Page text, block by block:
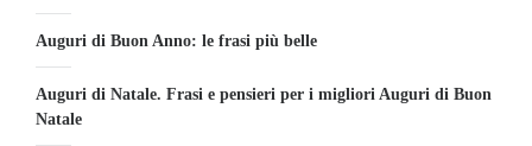
Auguri di Buon Anno: le frasi più belle
Auguri di Natale. Frasi e pensieri per i migliori Auguri di Buon
Natale